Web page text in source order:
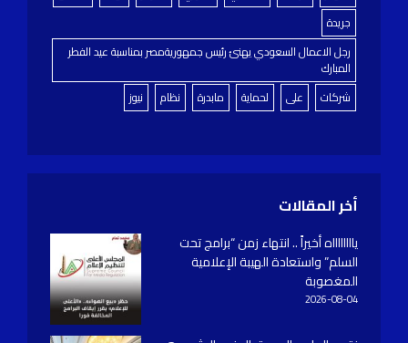
جريدة
رجل الاعمال السعودي يهنئ رئيس جمهوريةمصر بمناسبة عيد الفطر
المبارك
شركات
على لحماية مابدرة نظام نيوز
أخر المقالات
يااااااااه أخيراً .. انتهاء زمن “برامج تحت
السلم” واستعادة الهيبة الإعلامية
المغصوبة
2026-08-04